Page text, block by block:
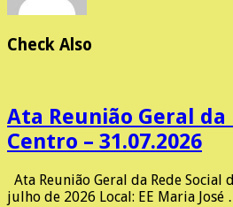
Check Also
Ata Reunião Geral da
Centro – 31.07.2026
Ata Reunião Geral da Rede Social
julho de 2026 Local: EE Maria José